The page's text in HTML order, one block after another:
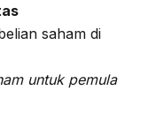
saham di
untuk pemula